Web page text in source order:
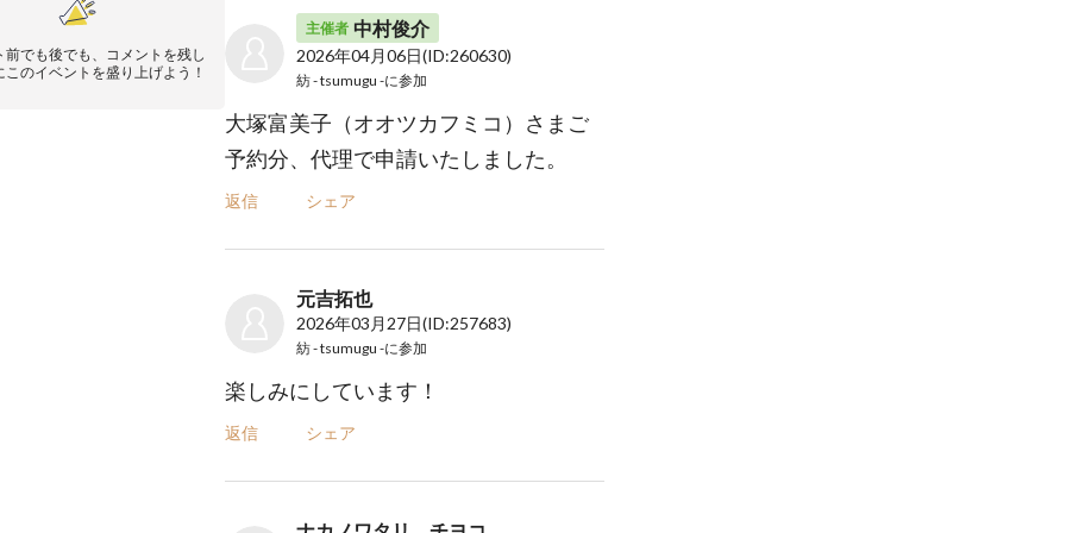
前でも後でも、コメントを残し
このイベントを盛り上げよう！
主催者 中村俊介
2026年04月06日(ID:260630)
紡 - tsumugu -に参加
大塚富美子（オオツカフミコ）さまご
予約分、代理で申請いたしました。
返信 シェア
元吉拓也
2026年03月27日(ID:257683)
紡 - tsumugu -に参加
楽しみにしています！
返信 シェア